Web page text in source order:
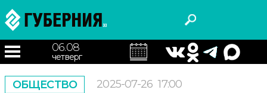
06.08
четверг
ОБЩЕСТВО 2025-07-26 17:00